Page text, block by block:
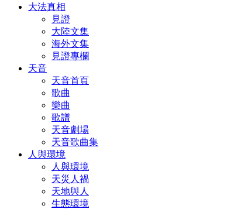
大法真相
見證
大陸文集
海外文集
見證專欄
天音
天音首頁
歌曲
樂曲
歌譜
天音劇場
天音歌曲集
人與環境
人與環境
天災人禍
天地與人
生態環境